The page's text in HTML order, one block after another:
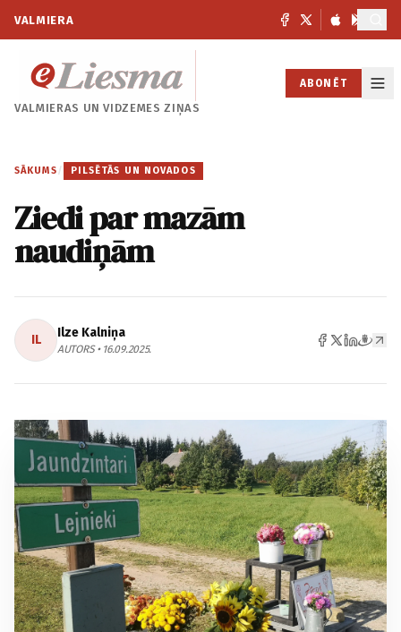
VALMIERA
VALMIERAS UNVIDZEMES ZIŅAS
ABONĒT
SĀKUMS / PILSĒTĀS UN NOVADOS
Ziedi par mazām
naudiņām
IL Ilze Kalniņa
AUTORS • 16.09.2025.